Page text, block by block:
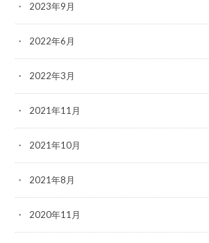
2023年9月
2022年6月
2022年3月
2021年11月
2021年10月
2021年8月
2020年11月